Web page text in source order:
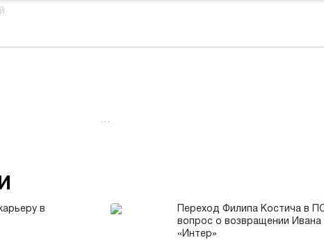
…
в
Переход Филипа Костича в
вопрос о возвращении
«Интер»